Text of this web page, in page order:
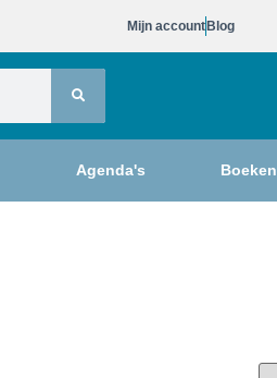
Mijn account Blog
Agenda's Boeken